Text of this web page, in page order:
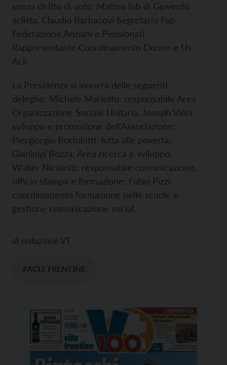
senza diritto di voto: Matteo Iob di Gioventù
aclista, Claudio Barbacovi Segretario Fap
Federazione Anziani e Pensionati,
Rappresentante Coordinamento Donne e Us
Acli.
La Presidenza si avvarrà delle seguenti
deleghe: Michele Mariotto: responsabile Area
Organizzazione Sociale Unitaria; Joseph Valer:
sviluppo e promozione dell’Associazione;
Piergiorgio Bortolotti: lotta alle povertà;
Gianluigi Bozza: Area ricerca e sviluppo;
Walter Nicoletti: responsabile comunicazione,
ufficio stampa e formazione; Fabio Pizzi:
coordinamento formazione nelle scuole e
gestione comunicazione social.
di redazione VT
#ACLI TRENTINE